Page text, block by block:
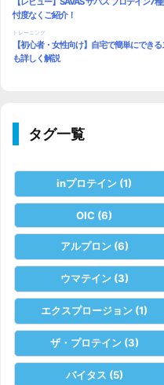
タグ一覧
inプロテイン (1)
OIC (6)
アルプロン(6)
ウマテイン(3)
エクスプロージョン (1)
ザ・プロテイン(3)
バイタス (5)